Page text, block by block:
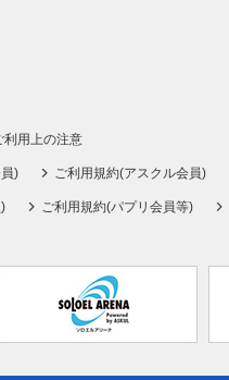
利用上の注意
) ご利用規約(アスクル会員)
ご利用規約(パプリ会員等)